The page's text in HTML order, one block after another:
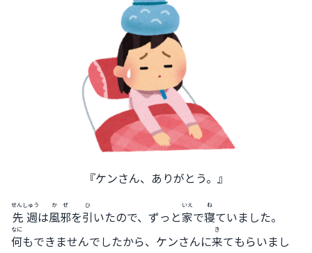
『ケンさん、ありがとう。』
先週
せんしゅう
は風邪
かぜ
を引
ひ
いたので、ずっと家
いえ
で寝
ね
ていました。
何
なに
もできませんでしたから、ケンさんに来
き
てもらいまし